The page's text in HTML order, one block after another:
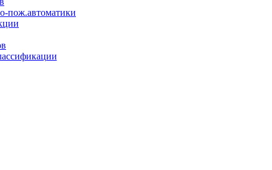
пож.автоматики